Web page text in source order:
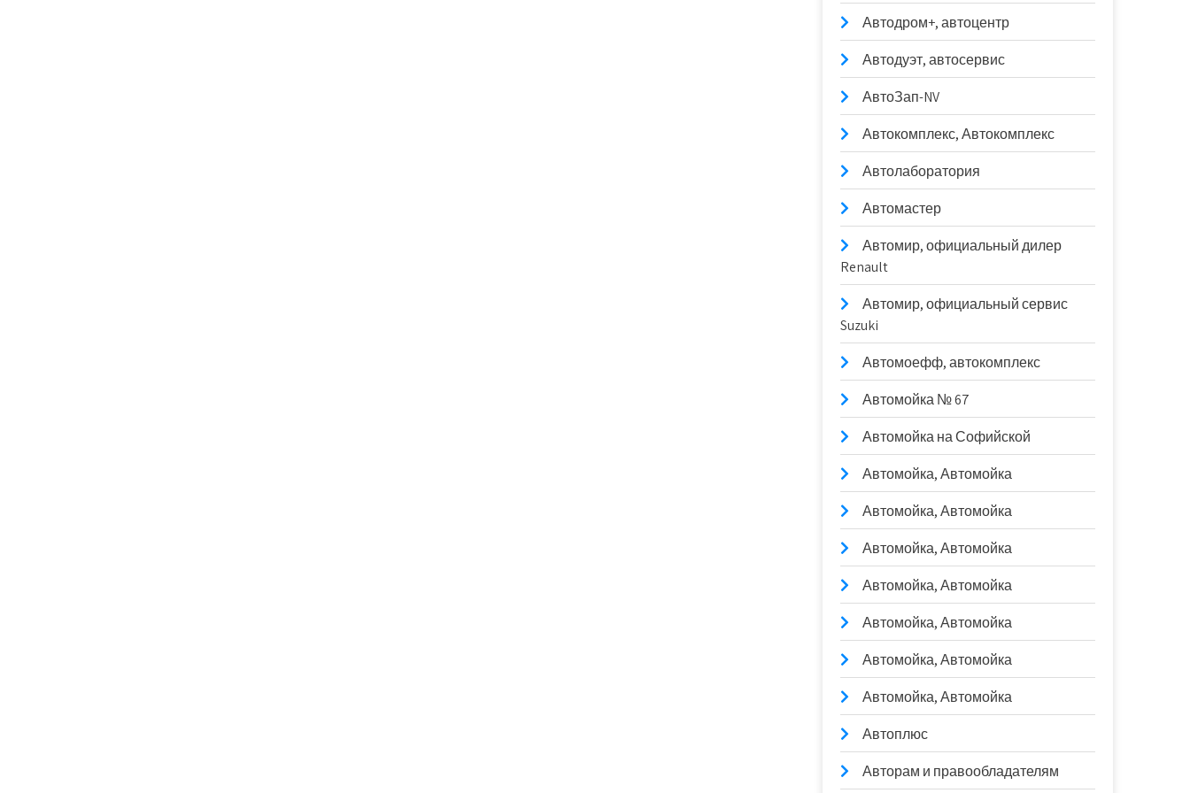
Автодром+, автоцентр
Автодуэт, автосервис
АвтоЗап-NV
Автокомплекс, Автокомплекс
Автолаборатория
Автомастер
Автомир, официальный дилер
Renault
Автомир, официальный сервис
Suzuki
Автомоефф, автокомплекс
Автомойка № 67
Автомойка на Софийской
Автомойка, Автомойка
Автомойка, Автомойка
Автомойка, Автомойка
Автомойка, Автомойка
Автомойка, Автомойка
Автомойка, Автомойка
Автомойка, Автомойка
Автоплюс
Авторам и правообладателям